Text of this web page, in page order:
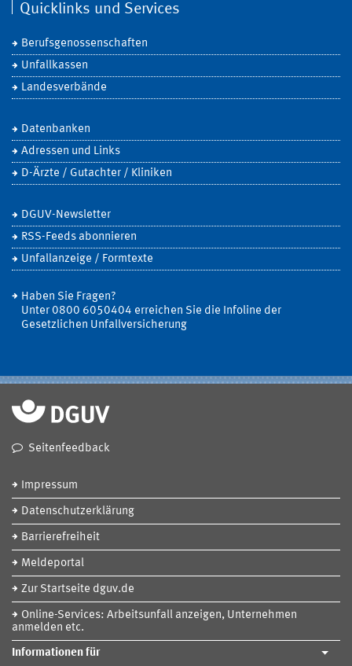
Quicklinks und Services
Berufsgenossenschaften
Unfallkassen
Landesverbände
Datenbanken
Adressen und Links
D-Ärzte / Gutachter / Kliniken
DGUV-Newsletter
RSS-Feeds abonnieren
Unfallanzeige / Formtexte
Haben Sie Fragen?
Unter 0800 6050404 erreichen Sie die Infoline der
Gesetzlichen Unfallversicherung
Seitenfeedback
Impressum
Datenschutzerklärung
Barrierefreiheit
Meldeportal
Zur Startseite dguv.de
Online-Services: Arbeitsunfall anzeigen, Unternehmen
anmelden etc.
Informationen für